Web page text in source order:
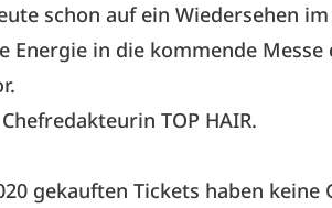
schon auf ein Wiedersehen
Energie in die kommende
TOP HAIR.
gekauften Tickets haben